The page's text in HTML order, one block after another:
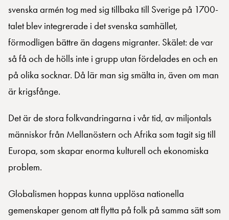
svenska armén tog med sig tillbaka till Sverige på 1700-
talet blev integrerade i det svenska samhället,
förmodligen bättre än dagens migranter. Skälet: de var
så få och de hölls inte i grupp utan fördelades en och en
på olika socknar. Då lär man sig smälta in, även om man
är krigsfånge.
Det är de stora folkvandringarna i vår tid, av miljontals
människor från Mellanöstern och Afrika som tagit sig till
Europa, som skapar enorma kulturell och ekonomiska
problem.
Globalismen hoppas kunna upplösa nationella
gemenskaper genom att flytta på folk på samma sätt som